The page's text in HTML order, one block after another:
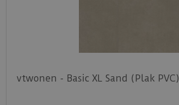
vtwonen - Basic XL Sand (Plak PVC)